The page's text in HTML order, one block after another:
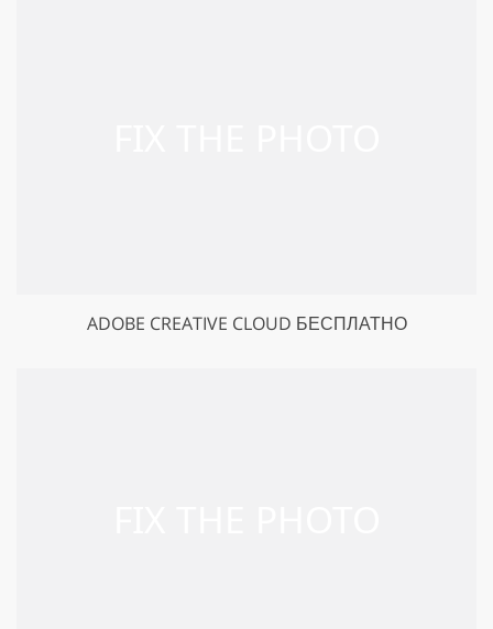
ADOBE CREATIVE CLOUD БЕСПЛАТНО